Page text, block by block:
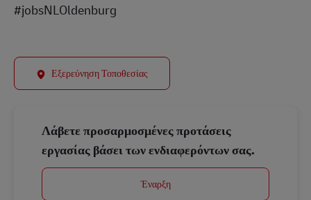
#jobsNLOldenburg
Εξερεύνηση Τοποθεσίας
Λάβετε προσαρμοσμένες προτάσεις
εργασίας βάσει των ενδιαφερόντων σας.
Έναρξη